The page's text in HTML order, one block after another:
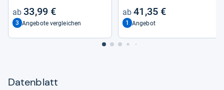
33,99 €
3 Angebote vergleichen
41,35 €
1 Angebot
Datenblatt